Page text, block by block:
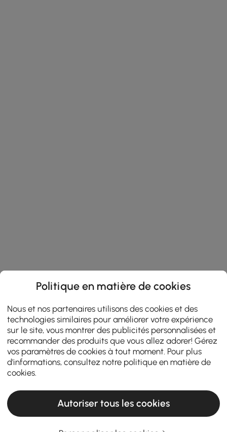
Politique en matière de cookies
Nous et nos partenaires utilisons des cookies et des
technologies similaires pour améliorer votre expérience
sur le site, vous montrer des publicités personnalisées et
recommander des produits que vous allez adorer! Gérez
vos paramètres de cookies à tout moment. Pour plus
d'informations, consultez notre politique en matière de
cookies
Autoriser tous les cookies